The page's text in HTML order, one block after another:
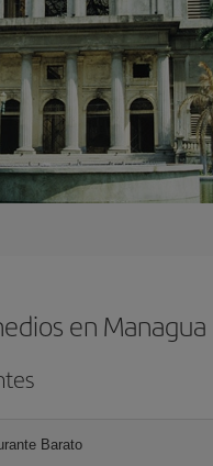
en Managua
Barato